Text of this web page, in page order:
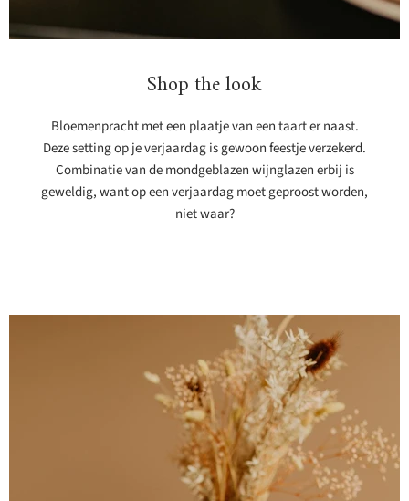
Shop the look
Bloemenpracht met een plaatje van een taart er naast.
Deze setting op je verjaardag is gewoon feestje verzekerd.
Combinatie van de mondgeblazen wijnglazen erbij is
geweldig, want op een verjaardag moet geproost worden,
niet waar?